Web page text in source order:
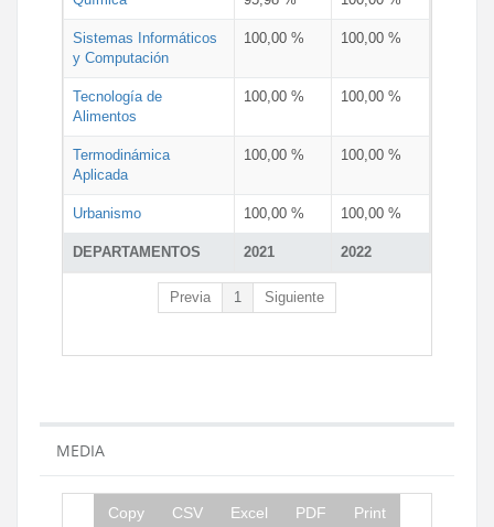
DEPARTAMENTOS 2021 2022
Sistemas Informáticos
y Computación
100,00 % 100,00 %
Tecnología de
Alimentos
100,00 % 100,00 %
Termodinámica
Aplicada
100,00 % 100,00 %
Urbanismo 100,00 % 100,00 %
Previa 1 Siguiente
MEDIA
Copy CSV Excel PDF Print